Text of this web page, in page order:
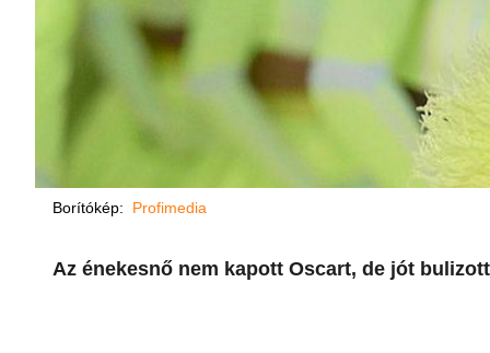
Borítókép: Profimedia
Az énekesnő nem kapott Oscart, de jót